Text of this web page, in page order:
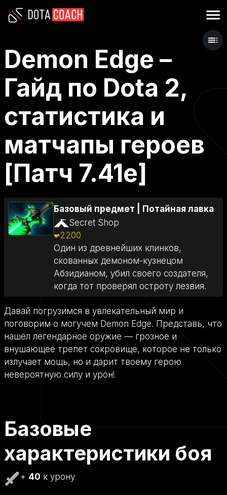
Demon Edge –
Гайд по Dota 2,
статистика и
матчапы героев
[Патч 7.41e]
Базовый предмет
Потайная лавка
Secret Shop
2200
Один из древнейших клинков,
скованных демоном-кузнецом
Абзидианом, убил своего создателя,
когда тот проверял остроту лезвия.
Давай погрузимся в увлекательный мир и
поговорим о могучем Demon Edge. Представь, что
нашёл легендарное оружие — грозное и
внушающее трепет сокровище, которое не только
излучает мощь, но и дарит твоему герою
невероятную силу и урон!
Базовые
характеристики боя
+ 40 к урону